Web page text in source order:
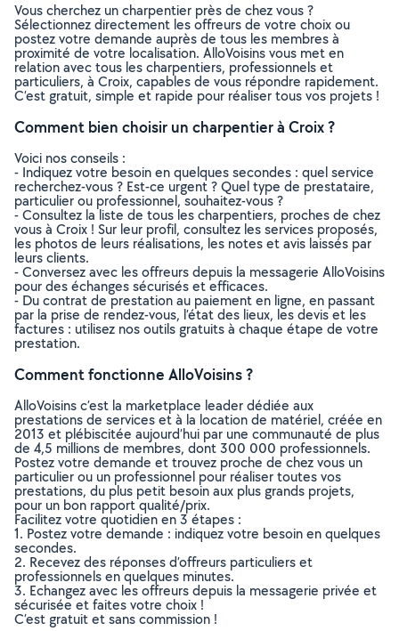
Vous cherchez un charpentier près de chez vous ?
Sélectionnez directement les offreurs de votre choix ou
postez votre demande auprès de tous les membres à
proximité de votre localisation. AlloVoisins vous met en
relation avec tous les charpentiers, professionnels et
particuliers, à Croix, capables de vous répondre rapidement.
C’est gratuit, simple et rapide pour réaliser tous vos projets !
Comment bien choisir un charpentier à Croix ?
Voici nos conseils :
- Indiquez votre besoin en quelques secondes : quel service
recherchez-vous ? Est-ce urgent ? Quel type de prestataire,
particulier ou professionnel, souhaitez-vous ?
- Consultez la liste de tous les charpentiers, proches de chez
vous à Croix ! Sur leur profil, consultez les services proposés,
les photos de leurs réalisations, les notes et avis laissés par
leurs clients.
- Conversez avec les offreurs depuis la messagerie AlloVoisins
pour des échanges sécurisés et efficaces.
- Du contrat de prestation au paiement en ligne, en passant
par la prise de rendez-vous, l’état des lieux, les devis et les
factures : utilisez nos outils gratuits à chaque étape de votre
prestation.
Comment fonctionne AlloVoisins ?
AlloVoisins c’est la marketplace leader dédiée aux
prestations de services et à la location de matériel, créée en
2013 et plébiscitée aujourd’hui par une communauté de plus
de 4,5 millions de membres, dont 300 000 professionnels.
Postez votre demande et trouvez proche de chez vous un
particulier ou un professionnel pour réaliser toutes vos
prestations, du plus petit besoin aux plus grands projets,
pour un bon rapport qualité/prix.
Facilitez votre quotidien en 3 étapes :
1. Postez votre demande : indiquez votre besoin en quelques
secondes.
2. Recevez des réponses d’offreurs particuliers et
professionnels en quelques minutes.
3. Echangez avec les offreurs depuis la messagerie privée et
sécurisée et faites votre choix !
C’est gratuit et sans commission !